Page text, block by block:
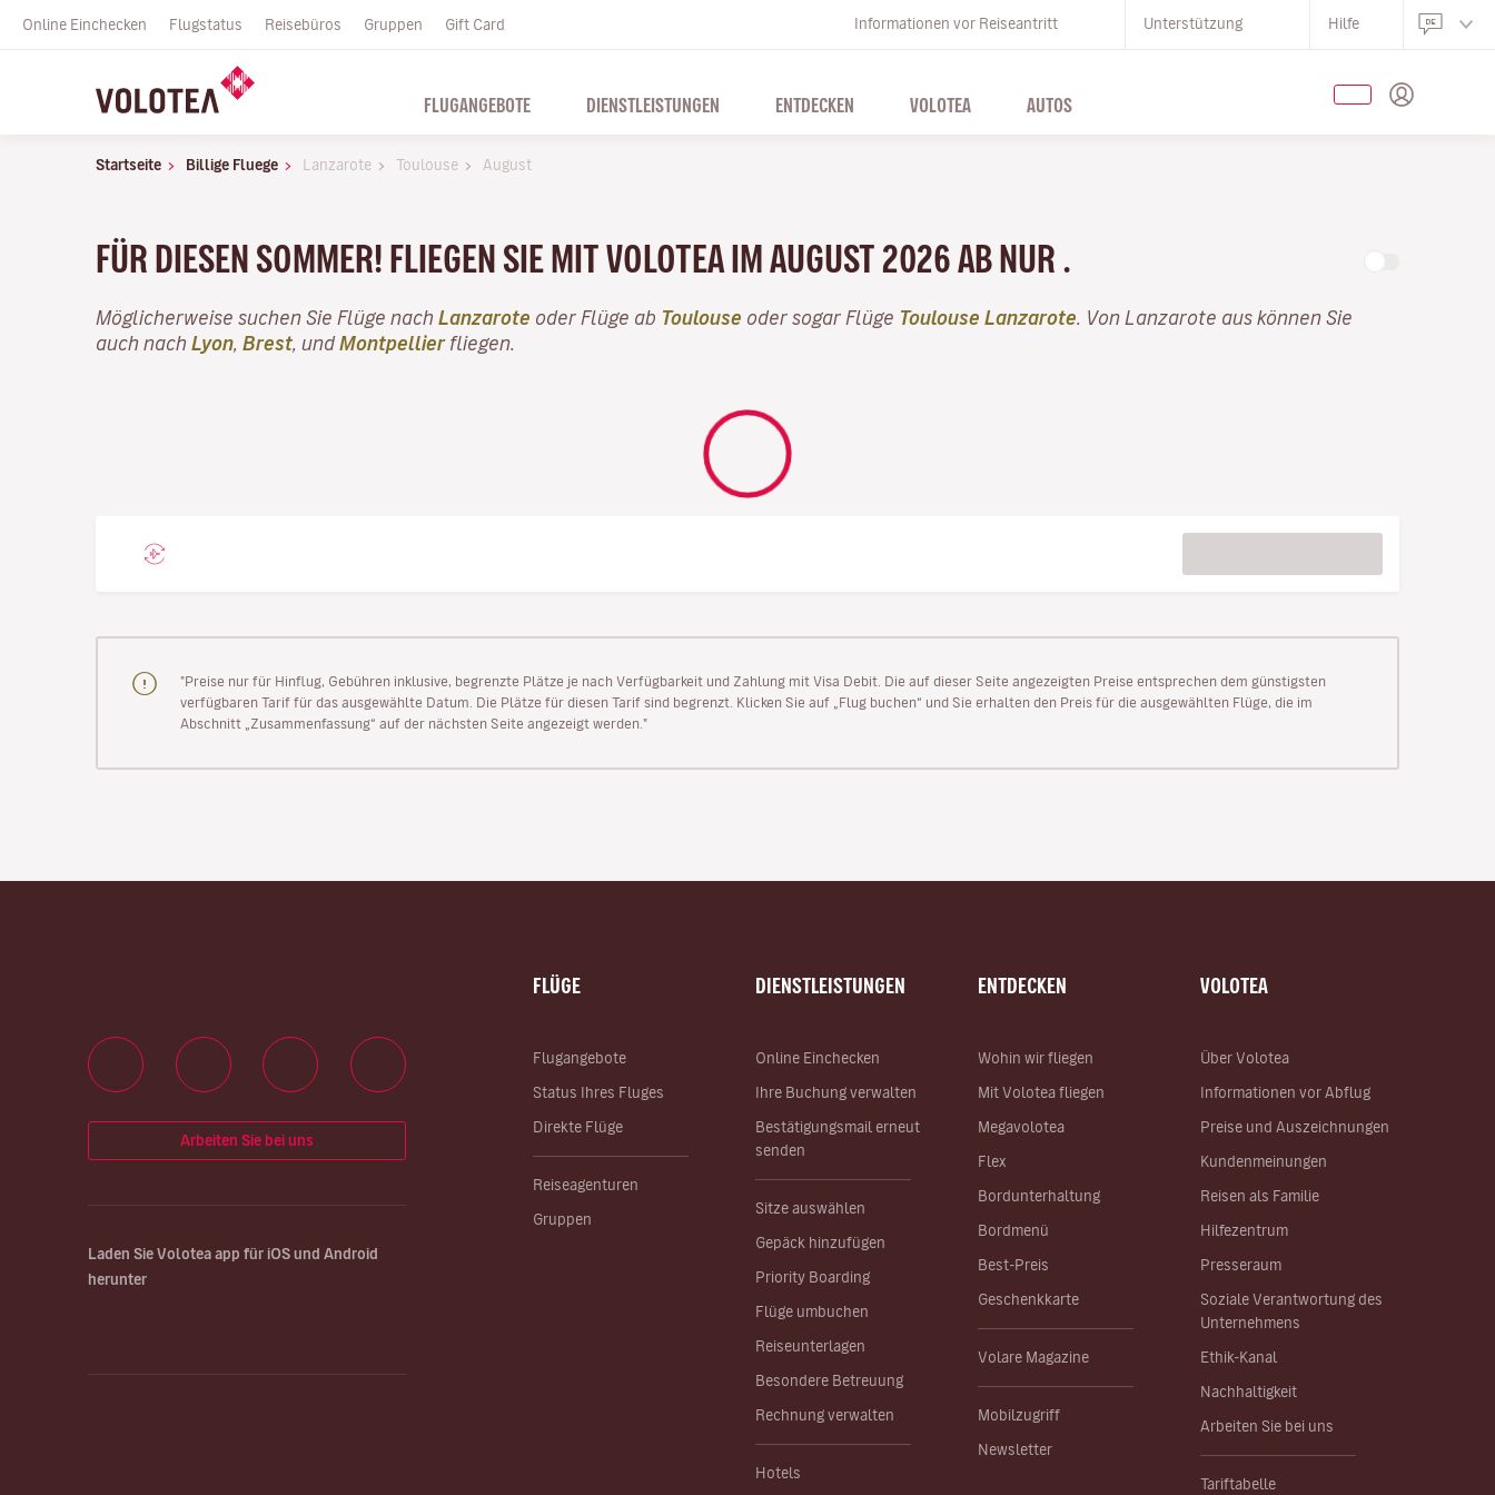
Online Einchecken Flugstatus Reisebüros Gruppen Gift Card Informationen vor Reiseantritt Unterstützung Hilfe
FLUGANGEBOTE DIENSTLEISTUNGEN ENTDECKEN VOLOTEA AUTOS
Startseite Billige Fluege Lanzarote Toulouse August
FÜR DIESEN SOMMER! FLIEGEN SIE MIT VOLOTEA IM AUGUST 2026 AB NUR .
Möglicherweise suchen Sie Flüge nach Lanzarote oder Flüge ab Toulouse oder sogar Flüge Toulouse Lanzarote . Von Lanzarote aus können Sie
auch nach Lyon Brest , undMontpellierfliegen.
"Preise nur für Hinflug, Gebühren inklusive, begrenzte Plätze je nach Verfügbarkeit und Zahlung mit Visa Debit. Die auf dieser Seite angezeigten Preise entsprechen dem günstigsten
verfügbaren Tarif für das ausgewählte Datum. Die Plätze für diesen Tarif sind begrenzt. Klicken Sie auf „Flug buchen“ und Sie erhalten den Preis für die ausgewählten Flüge, die im
Abschnitt „Zusammenfassung“ auf der nächsten Seite angezeigt werden."
FLÜGE
Flugangebote
Status Ihres Fluges
Direkte Flüge
Reiseagenturen
Gruppen
DIENSTLEISTUNGEN
Online Einchecken
Ihre Buchung verwalten
Bestätigungsmail erneut
senden
Sitze auswählen
Gepäck hinzufügen
Priority Boarding
Flüge umbuchen
Reiseunterlagen
Besondere Betreuung
Rechnung verwalten
Hotels
ENTDECKEN
Wohin wir fliegen
Mit Volotea fliegen
Megavolotea
Flex
Bordunterhaltung
Bordmenü
Best-Preis
Geschenkkarte
Volare Magazine
Mobilzugriff
Newsletter
VOLOTEA
Über Volotea
Informationen vor Abflug
Preise und Auszeichnungen
Kundenmeinungen
Reisen als Familie
Hilfezentrum
Presseraum
Soziale Verantwortung des
Unternehmens
Ethik-Kanal
Nachhaltigkeit
Arbeiten Sie bei uns
Tariftabelle
Arbeiten Sie bei uns
Laden Sie Volotea app für iOS und Android
herunter